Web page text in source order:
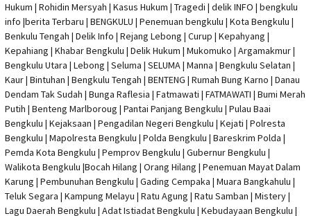
Hukum | Rohidin Mersyah | Kasus Hukum | Tragedi | delik INFO | bengkulu
info |berita Terbaru | BENGKULU | Penemuan bengkulu | Kota Bengkulu |
Benkulu Tengah | Delik Info | Rejang Lebong | Curup | Kepahyang |
Kepahiang | Khabar Bengkulu | Delik Hukum | Mukomuko | Argamakmur |
Bengkulu Utara | Lebong | Seluma | SELUMA | Manna | Bengkulu Selatan |
Kaur | Bintuhan | Bengkulu Tengah | BENTENG | Rumah Bung Karno | Danau
Dendam Tak Sudah | Bunga Raflesia | Fatmawati | FATMAWATI | Bumi Merah
Putih | Benteng Marlboroug | Pantai Panjang Bengkulu | Pulau Baai
Bengkulu | Kejaksaan | Pengadilan Negeri Bengkulu | Kejati | Polresta
Bengkulu | Mapolresta Bengkulu | Polda Bengkulu | Bareskrim Polda |
Pemda Kota Bengkulu | Pemprov Bengkulu | Gubernur Bengkulu |
Walikota Bengkulu |Bocah Hilang | Orang Hilang | Penemuan Mayat Dalam
Karung | Pembunuhan Bengkulu | Gading Cempaka | Muara Bangkahulu |
Teluk Segara | Kampung Melayu | Ratu Agung | Ratu Samban | Mistery |
Lagu Daerah Bengkulu | Adat Istiadat Bengkulu | Kebudayaan Bengkulu |